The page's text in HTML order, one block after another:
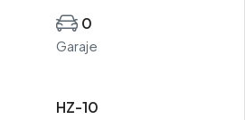
0
Garaje
HZ-10